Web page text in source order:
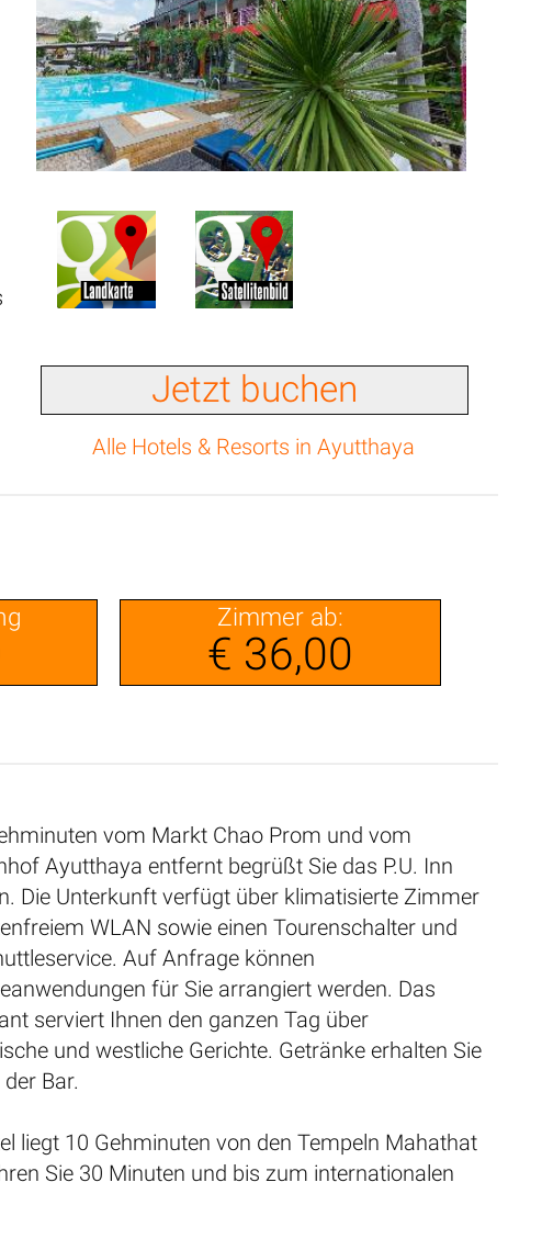
Jetzt buchen
Alle Hotels & Resorts in Ayutthaya
Zimmer ab:
€ 36,00
vom Markt Chao Prom und vom
Ayutthaya entfernt begrüßt Sie das P.U. Inn
Die Unterkunft verfügt über klimatisierte Zimmer
WLAN sowie einen Tourenschalter und
Auf Anfrage können
für Sie arrangiert werden. Das
serviert Ihnen den ganzen Tag über
und westliche Gerichte. Getränke erhalten Sie
Bar.
liegt 10 Gehminuten von den Tempeln Mahathat
Sie 30 Minuten und bis zum internationalen